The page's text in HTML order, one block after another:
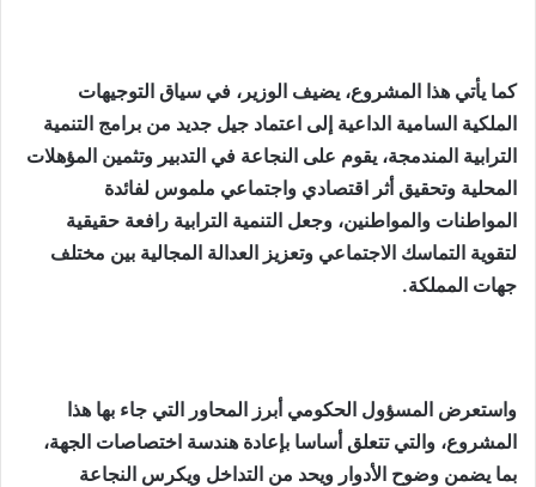
كما يأتي هذا المشروع، يضيف الوزير، في سياق التوجيهات
الملكية السامية الداعية إلى اعتماد جيل جديد من برامج التنمية
الترابية المندمجة، يقوم على النجاعة في التدبير وتثمين المؤهلات
المحلية وتحقيق أثر اقتصادي واجتماعي ملموس لفائدة
المواطنات والمواطنين، وجعل التنمية الترابية رافعة حقيقية
لتقوية التماسك الاجتماعي وتعزيز العدالة المجالية بين مختلف
جهات المملكة.
واستعرض المسؤول الحكومي أبرز المحاور التي جاء بها هذا
المشروع، والتي تتعلق أساسا بإعادة هندسة اختصاصات الجهة،
بما يضمن وضوح الأدوار ويحد من التداخل ويكرس النجاعة